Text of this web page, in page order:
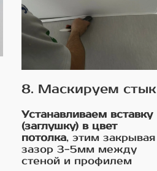
8. Маскируем стык
Устанавливаем вставку
(заглушку) в цвет
потолка, этим закрывая
зазор 3-5мм между
стеной и профилем